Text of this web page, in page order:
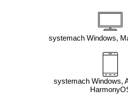
systemach Windows,
systemach Windows,